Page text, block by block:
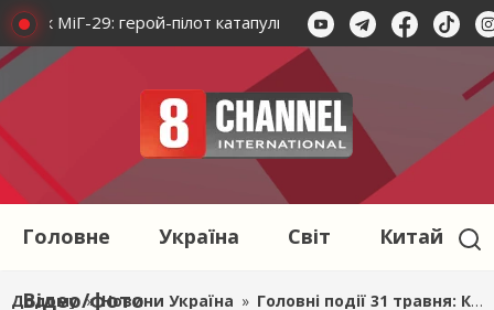
МіГ-29: герой-пілот катапулювався На Одещині
Головне Україна Світ Китай
Відео/фото
Додому » Новини Україна » Головні події 31 травня: Контроль ЗСУ на Луганщині та нові надходження зброї з Німеччини